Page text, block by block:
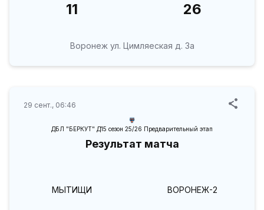
11 26
Воронеж ул. Цимляеская д. 3а
29 сент., 06:46
ДБЛ "БЕРКУТ" Д15 сезон 25/26 Предварительный этап
Результат матча
МЫТИЩИ ВОРОНЕЖ-2